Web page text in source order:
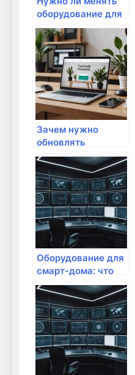
оборудование для
улучшения
скорости?
Зачем нужно
обновлять
оборудование для
сети?
Оборудование для
смарт-дома: что
выбрать?